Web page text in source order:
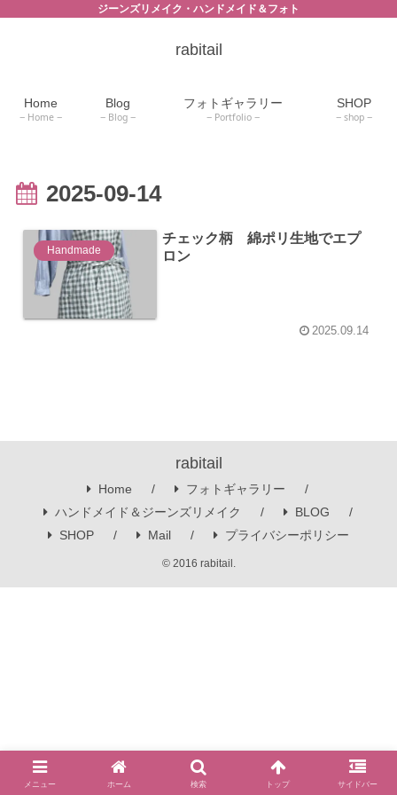
ジーンズリメイク・ハンドメイド＆フォト
rabitail
Home
Home
Blog
Blog
フォトギャラリー
Portfolio
SHOP
shop
2025-09-14
Handmade
チェック柄 綿ポリ生地でエプ
ロン
2025.09.14
rabitail
Home
フォトギャラリー
ハンドメイド＆ジーンズリメイク
BLOG
SHOP
Mail プライバシーポリシー
© 2016 rabitail.
メニュー ホーム 検索 トップ サイドバー